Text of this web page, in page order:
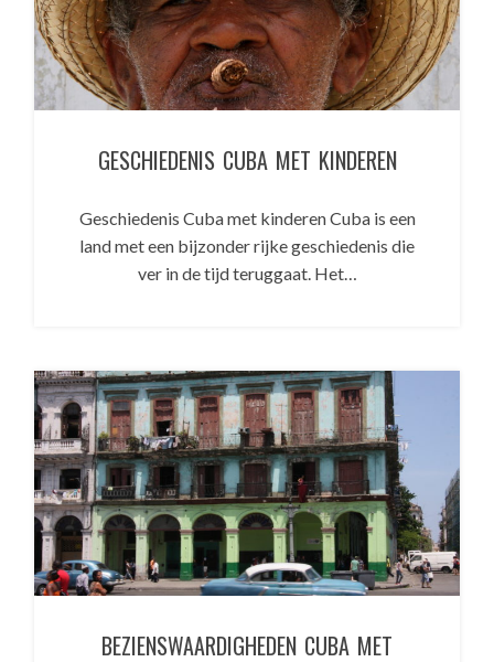
GESCHIEDENIS CUBA MET KINDEREN
Geschiedenis Cuba met kinderen Cuba is een
land met een bijzonder rijke geschiedenis die
ver in de tijd teruggaat. Het…
BEZIENSWAARDIGHEDEN CUBA MET